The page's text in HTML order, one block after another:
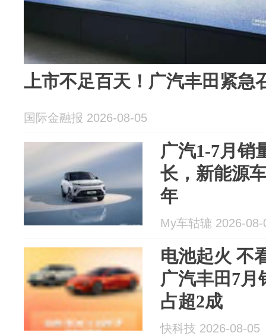
上市不足百天！广汽丰田紧急
国际金融报 2026-08-05
广汽1-7月销
长，新能源
年
My车轱辘 2026-08-
电池起火 不
广汽丰田7月
占超2成
快科技 2026-08-05